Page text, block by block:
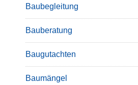
Baubegleitung
Bauberatung
Baugutachten
Baumängel